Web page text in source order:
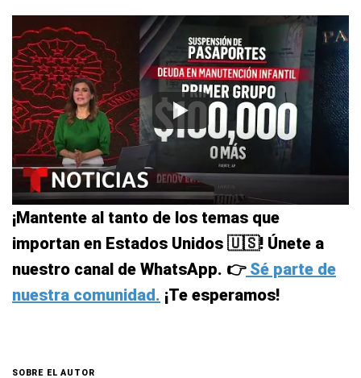
¡Mantente al tanto de los temas que
importan en Estados Unidos 🇺🇸! Únete a
nuestro canal de WhatsApp. 👉Sé parte de
nuestra comunidad. ¡Te esperamos!
SOBRE EL AUTOR